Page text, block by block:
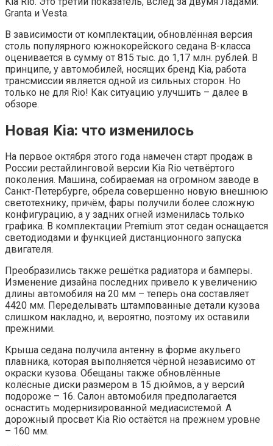
Granta и Vesta.
В зависимости от комплектации, обновлённая версия
столь популярного южнокорейского седана B-класса
оценивается в сумму от 815 тыс. до 1,17 млн. рублей. В
принципе, у автомобилей, носящих бренд Kia, работа
трансмиссии является одной из сильных сторон. Но
только не для Rio! Как ситуацию улучшить – далее в
обзоре.
Новая Kia: что изменилось
На первое октября этого года намечен старт продаж в
России рестайлинговой версии Kia Rio четвёртого
поколения. Машина, собираемая на огромном заводе в
Санкт-Петербурге, обрела совершенно новую внешнюю
светотехнику, причём, фары получили более сложную
конфигурацию, а у задних огней изменилась только
графика. В комплектации Premium этот седан оснащается
светодиодами и функцией дистанционного запуска
двигателя.
Преобразились также решётка радиатора и бамперы.
Изменение дизайна последних привело к увеличению
длины автомобиля на 20 мм – теперь она составляет
4420 мм. Переделывать штампованные детали кузова
слишком накладно, и, вероятно, поэтому их оставили
прежними.
Крыша седана получила антенну в форме акульего
плавника, которая выполняется чёрной независимо от
окраски кузова. Обещаны также обновлённые
колёсные диски размером в 15 дюймов, а у версий
подороже – 16. Салон автомобиля предполагается
оснастить модернизированной медиасистемой. А
дорожный просвет Kia Rio остаётся на прежнем уровне
– 160 мм.